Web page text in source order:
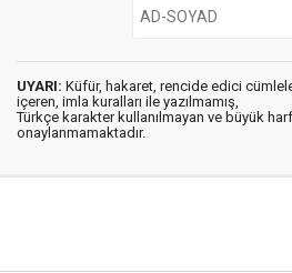
UYARI: Küfür, hakaret, rencide edici
içeren, imla kuralları ile yazılmamış,
Türkçe karakter kullanılmayan ve büyük
onaylanmamaktadır.